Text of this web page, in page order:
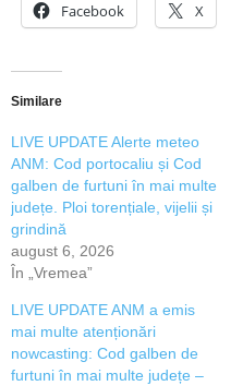
Facebook X
Similare
LIVE UPDATE Alerte meteo
ANM: Cod portocaliu și Cod
galben de furtuni în mai multe
județe. Ploi torențiale, vijelii și
grindină
august 6, 2026
În „Vremea”
LIVE UPDATE ANM a emis
mai multe atenționări
nowcasting: Cod galben de
furtuni în mai multe județe –